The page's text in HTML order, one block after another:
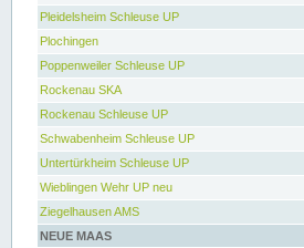
Pleidelsheim Schleuse UP
Plochingen
Poppenweiler Schleuse UP
Rockenau SKA
Rockenau Schleuse UP
Schwabenheim Schleuse UP
Untertürkheim Schleuse UP
Wieblingen Wehr UP neu
Ziegelhausen AMS
NEUE MAAS